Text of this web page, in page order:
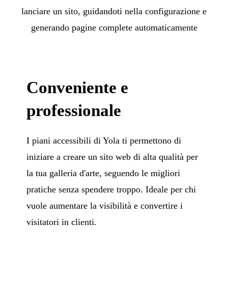
lanciare un sito, guidandoti nella configurazione e
generando pagine complete automaticamente
Conveniente e
professionale
I piani accessibili di Yola ti permettono di
iniziare a creare un sito web di alta qualità per
la tua galleria d'arte, seguendo le migliori
pratiche senza spendere troppo. Ideale per chi
vuole aumentare la visibilità e convertire i
visitatori in clienti.